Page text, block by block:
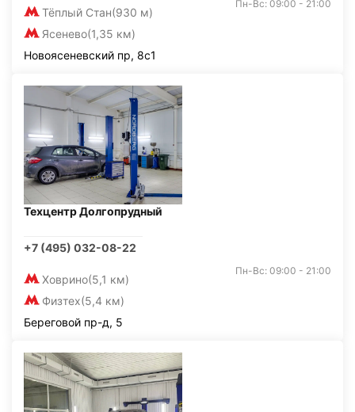
Тёплый Стан(930 м)
Ясенево(1,35 км)
Пн-Вс: 09:00 - 21:00
Новоясеневский пр, 8с1
Техцентр Долгопрудный
+7 (495) 032-08-22
Ховрино(5,1 км)
Физтех(5,4 км)
Пн-Вс: 09:00 - 21:00
Береговой пр-д, 5